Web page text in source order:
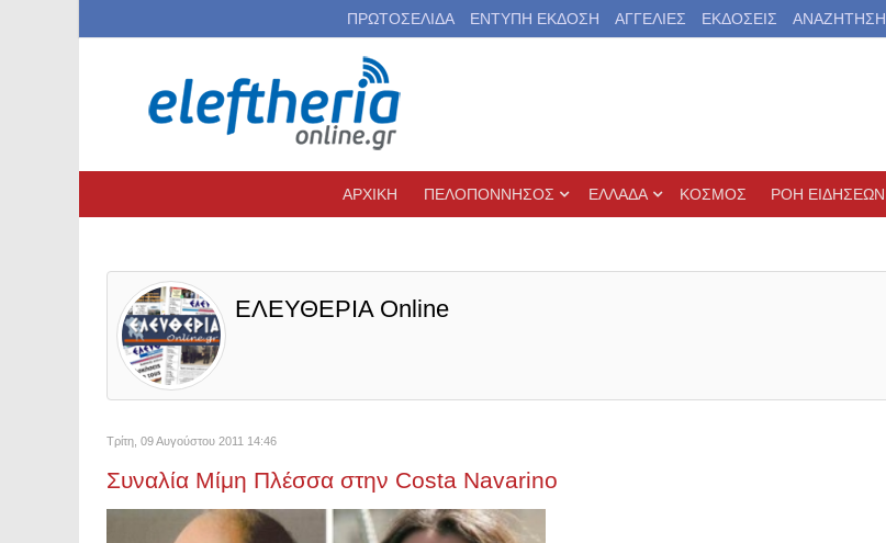
ΠΡΩΤΟΣΕΛΙΔΑ ΕΝΤΥΠΗ ΕΚΔΟΣΗ ΑΓΓΕΛΙΕΣ ΕΚΔΟΣΕΙΣ ΑΝΑΖΗΤΗΣΗ
ΑΡΧΙΚΗ ΠΕΛΟΠΟΝΝΗΣΟΣ ΕΛΛΑΔΑ ΚΟΣΜΟΣ ΡΟΗ ΕΙΔΗΣΕΩΝ
ΕΛΕΥΘΕΡΙΑ Online
Τρίτη, 09 Αυγούστου 2011 14:46
Συναλία Μίμη Πλέσσα στην Costa Navarino